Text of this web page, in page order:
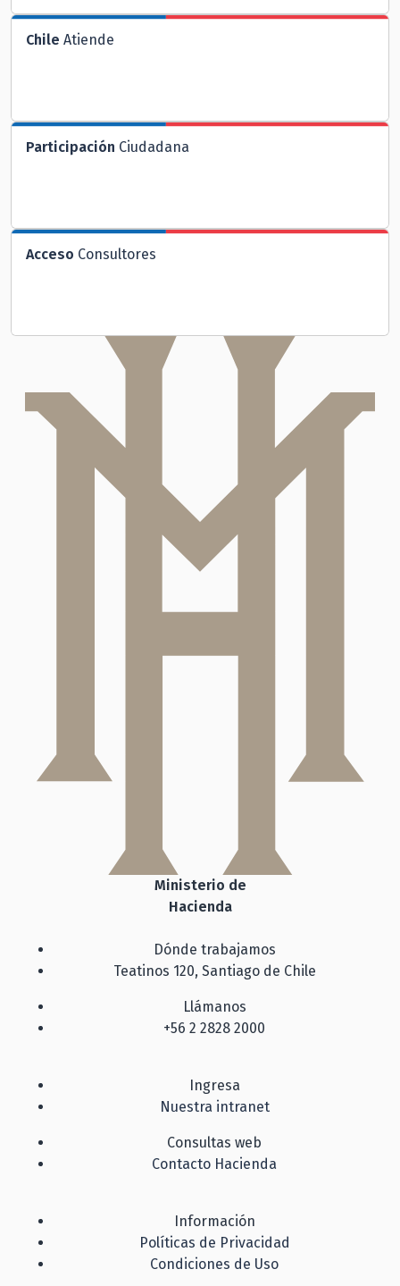
Chile Atiende
Participación Ciudadana
Acceso Consultores
Ministerio de
Hacienda
Dónde trabajamos
Teatinos 120, Santiago de Chile
Llámanos
+56 2 2828 2000
Ingresa
Nuestra intranet
Consultas web
Contacto Hacienda
Información
Políticas de Privacidad
Condiciones de Uso